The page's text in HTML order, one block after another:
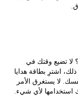
$12.43 أو $9.87؟ لا تضيع وقتك في
بطاقة هدايا
يستغرق الأمر
لأي شيء.